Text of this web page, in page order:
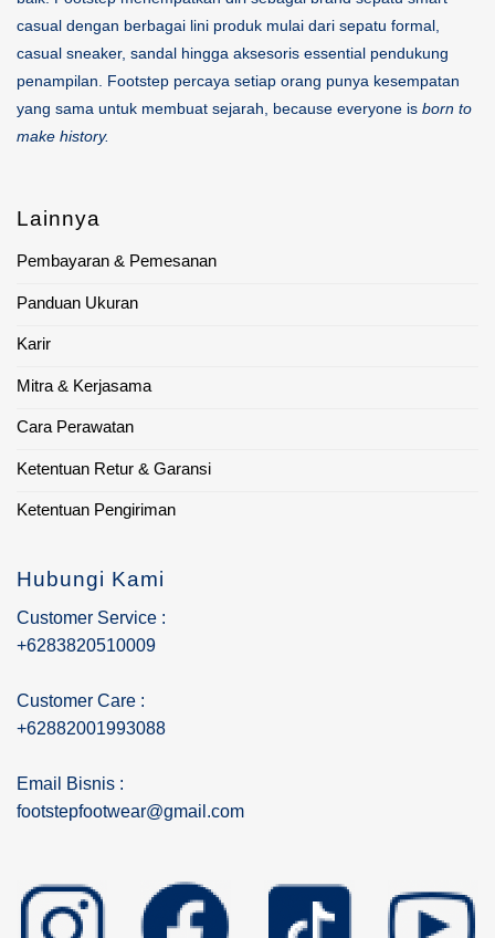
casual dengan berbagai lini produk mulai dari sepatu formal,
casual sneaker, sandal hingga aksesoris essential pendukung
penampilan. Footstep percaya setiap orang punya kesempatan
yang sama untuk membuat sejarah, because everyone is born to
make history.
Lainnya
Pembayaran & Pemesanan
Panduan Ukuran
Karir
Mitra & Kerjasama
Cara Perawatan
Ketentuan Retur & Garansi
Ketentuan Pengiriman
Hubungi Kami
Customer Service :
+6283820510009
Customer Care :
+62882001993088
Email Bisnis :
footstepfootwear@gmail.com